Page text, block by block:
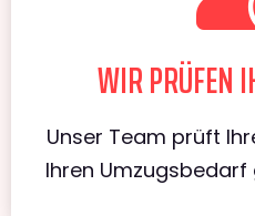
WIR PRÜFEN
Unser Team prüft
Ihren